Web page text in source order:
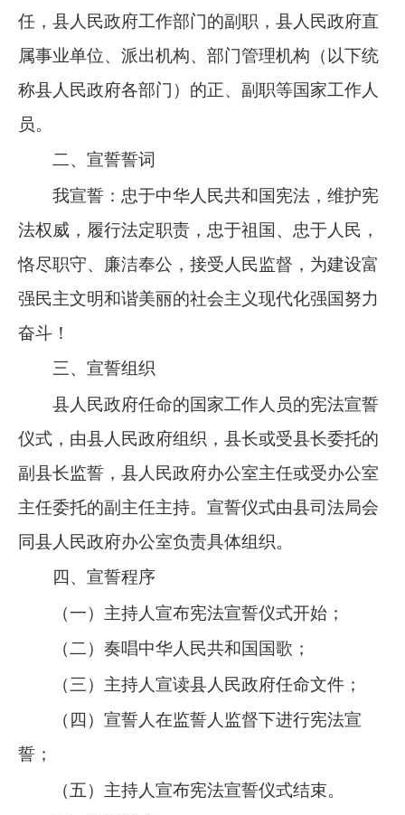
任，县人民政府工作部门的副职，县人民政府直
属事业单位、派出机构、部门管理机构（以下统
称县人民政府各部门）的正、副职等国家工作人
员。
二、宣誓誓词
我宣誓：忠于中华人民共和国宪法，维护宪
法权威，履行法定职责，忠于祖国、忠于人民，
恪尽职守、廉洁奉公，接受人民监督，为建设富
强民主文明和谐美丽的社会主义现代化强国努力
奋斗！
三、宣誓组织
县人民政府任命的国家工作人员的宪法宣誓
仪式，由县人民政府组织，县长或受县长委托的
副县长监誓，县人民政府办公室主任或受办公室
主任委托的副主任主持。宣誓仪式由县司法局会
同县人民政府办公室负责具体组织。
四、宣誓程序
（一）主持人宣布宪法宣誓仪式开始；
（二）奏唱中华人民共和国国歌；
（三）主持人宣读县人民政府任命文件；
（四）宣誓人在监誓人监督下进行宪法宣
誓；
（五）主持人宣布宪法宣誓仪式结束。